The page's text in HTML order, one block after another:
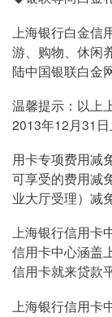
上海银行白金信
游、购物、休闲
陆中国银联白金
温馨提示：以上
2013年12月31日
用卡专项费用减
可享受的费用减
业大厅受理）减
上海银行信用
信用卡中心涵盖
信用卡就来贷款
上海银行信用